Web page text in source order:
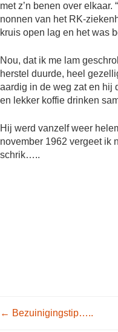
met z’n benen over elkaar.
nonnen van het RK-
kruis open lag en het was
Nou, dat ik me lam
herstel duurde, heel
aardig in de weg zat en hij
en lekker koffie drinken
Hij werd vanzelf weer
november 1962 vergeet ik
schrik…..
Post
← Bezuinigingstip…..